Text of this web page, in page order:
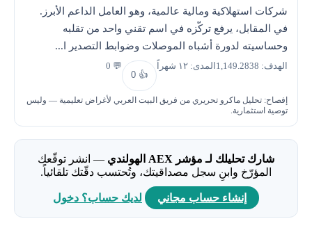
شركات استهلاكية ومالية عالمية، وهو العامل الداعم الأبرز.
في المقابل، يرفع تركّزه في اسم تقني واحد من تقلبه
وحساسيته لدورة أشباه الموصلات وضوابط التصدير ا...
الهدف: 1,149.2838
المدى: ١٢ شهراً
👍
0
💬 0
إفصاح: تحليل ماكرو تحريري من فريق البيت العربي لأغراض تعليمية — وليس
توصية استثمارية.
شارك تحليلك لـ مؤشر AEX الهولندي
— انشر توقّعك
المؤرّخ وابنِ سجل مصداقيتك، وتُحتسب دقّتك تلقائياً.
إنشاء حساب مجاني لديك حساب؟ دخول